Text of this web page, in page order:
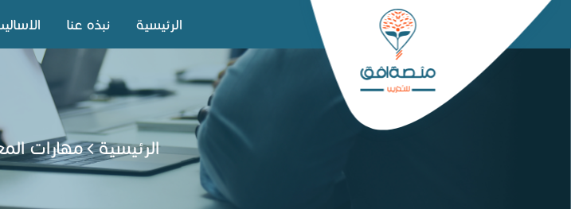
الرئيسية نبذه عنا
الرئيسية مهارات